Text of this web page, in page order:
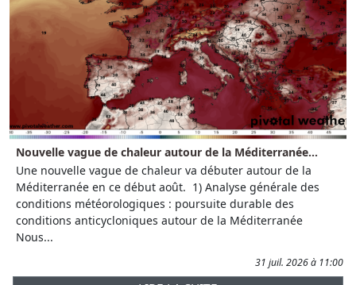
Nouvelle vague de chaleur autour de la Méditerranée...
Une nouvelle vague de chaleur va débuter autour de la
Méditerranée en ce début août. 1) Analyse générale des
conditions météorologiques : poursuite durable des
conditions anticycloniques autour de la Méditerranée
Nous...
31 juil. 2026 à 11:00